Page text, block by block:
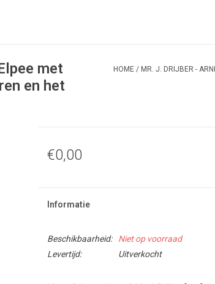
met
en het
HOME / MR. J. DRIJBER -
€0,00
Informatie
Beschikbaarheid:
Niet op voorraad
Levertijd:
Uitverkocht